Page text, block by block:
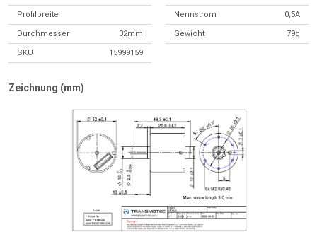
Profilbreite Nennstrom 0,5A
Durchmesser 32mm Gewicht 79g
SKU 15999159
Zeichnung (mm)